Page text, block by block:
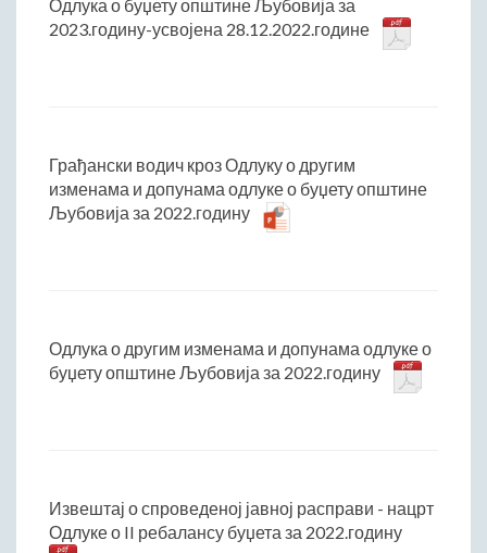
Одлука о буџету општине Љубовија за
2023.годину-усвојена 28.12.2022.године
Грађански водич кроз Одлуку о другим
изменама и допунама одлуке о буџету општине
Љубовија за 2022.годину
Одлука о другим изменама и допунама одлуке о
буџету општине Љубовија за 2022.годину
Извештај о спроведеној јавној расправи - нацрт
Одлуке о II ребалансу буџета за 2022.годину